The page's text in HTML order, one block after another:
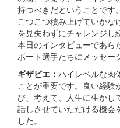
持つべきだということです
こつこつ積み上げていかな
を見失わずにチャレンジし
本日のインタビューであら
ボート選手たちにメッセー
ギザビエ： ハイレベルな肉
ことが重要です。良い経験
び、考えて、人生に生かし
話しさせていただける機会
した。